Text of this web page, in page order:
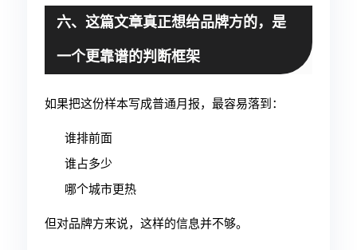
六、这篇文章真正想给品牌方的，是
一个更靠谱的判断框架
如果把这份样本写成普通月报，最容易落到：
谁排前面
谁占多少
哪个城市更热
但对品牌方来说，这样的信息并不够。